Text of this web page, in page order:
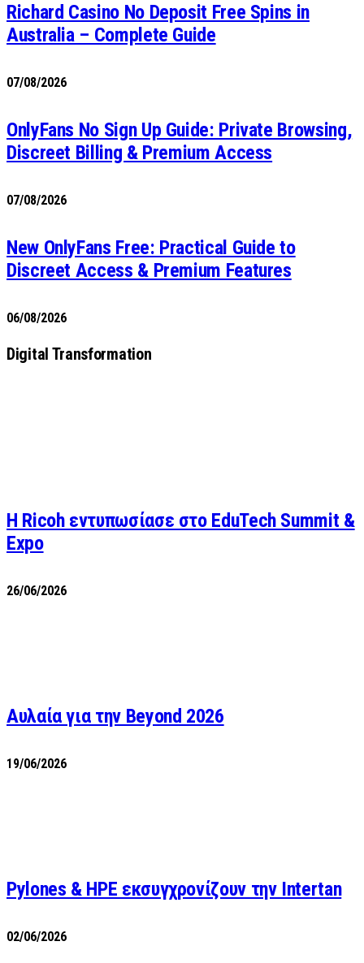
Richard Casino No Deposit Free Spins in
Australia – Complete Guide
07/08/2026
OnlyFans No Sign Up Guide: Private Browsing,
Discreet Billing & Premium Access
07/08/2026
New OnlyFans Free: Practical Guide to
Discreet Access & Premium Features
06/08/2026
Digital Transformation
Η Ricoh εντυπωσίασε στο EduTech Summit &
Expo
26/06/2026
Αυλαία για την Beyond 2026
19/06/2026
Pylones & HPE εκσυγχρονίζουν την Intertan
02/06/2026